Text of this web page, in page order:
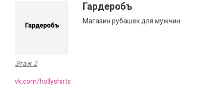
Гардеробъ
Магазин рубашек для мужчин
Этаж 2
vk.com/hollyshirts